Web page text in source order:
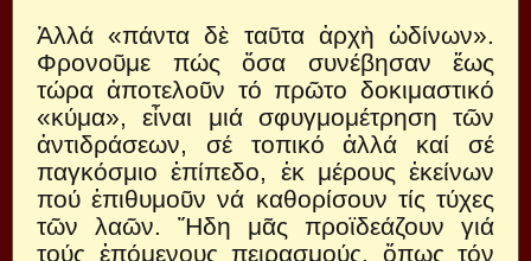
Ἀλλά «πάντα δὲ ταῦτα ἀρχὴ ὠδίνων».
Φρονοῦμε πώς ὅσα συνέβησαν ἕως
τώρα ἀποτελοῦν τό πρῶτο δοκιμαστικό
«κύμα», εἶναι μιά σφυγμομέτρηση τῶν
ἀντιδράσεων, σέ τοπικό ἀλλά καί σέ
παγκόσμιο ἐπίπεδο, ἐκ μέρους ἐκείνων
πού ἐπιθυμοῦν νά καθορίσουν τίς τύχες
τῶν λαῶν. Ἤδη μᾶς προϊδεάζουν γιά
τούς ἑπόμενους πειρασμούς, ὅπως τόν